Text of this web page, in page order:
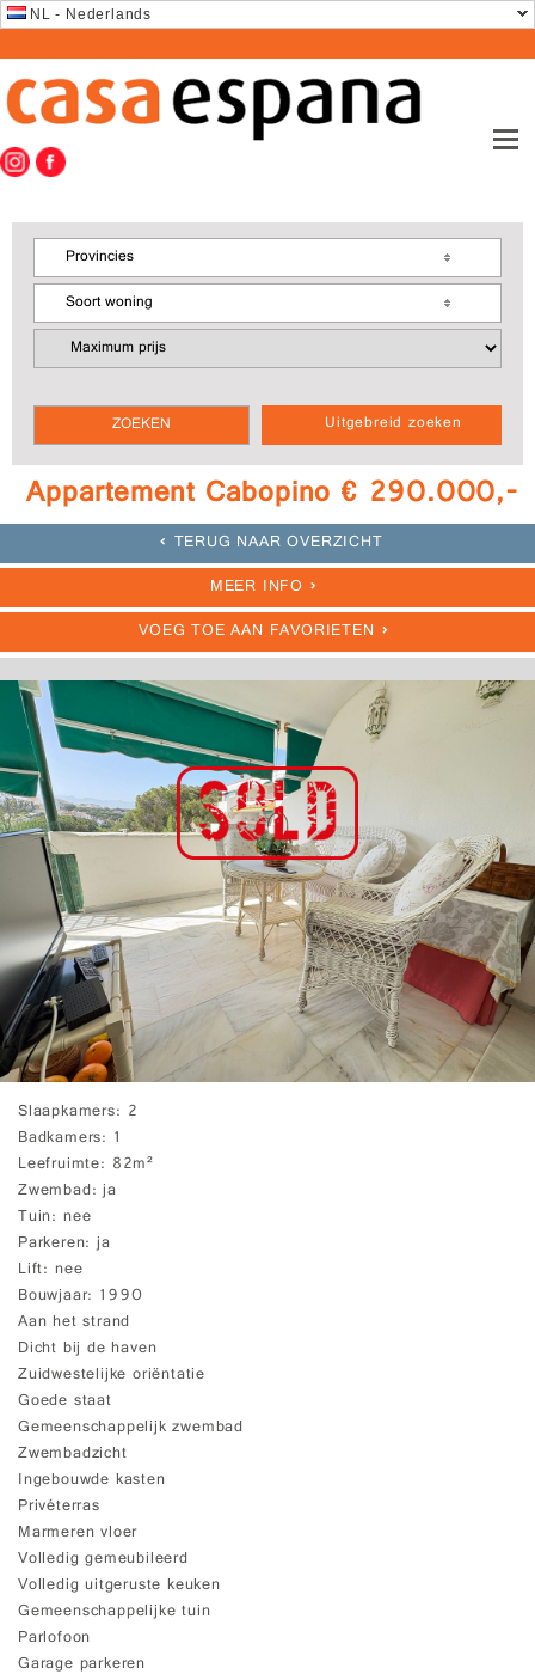
NL - Nederlands
Uitgebreid zoeken
Provincies
Soort woning
Appartement Cabopino € 290.000,-
TERUG NAAR OVERZICHT
MEER INFO
VOEG TOE AAN FAVORIETEN
Slaapkamers 2
Badkamers 1
Leefruimte 82m²
Zwembad ja
Tuin nee
Parkeren ja
Lift nee
Bouwjaar 1990
Aan het strand
Dicht bij de haven
Zuidwestelijke oriëntatie
Goede staat
Gemeenschappelijk zwembad
Zwembadzicht
Ingebouwde kasten
Privéterras
Marmeren vloer
Volledig gemeubileerd
Volledig uitgeruste keuken
Gemeenschappelijke tuin
Parlofoon
Garage parkeren